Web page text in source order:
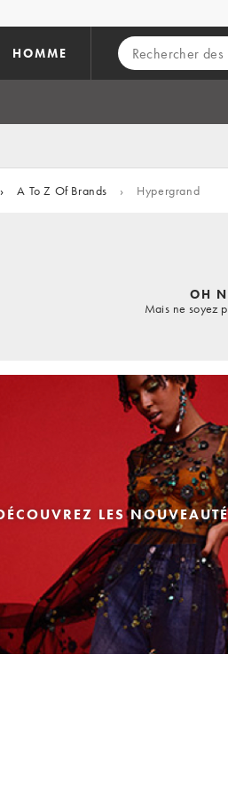
HOMME
› A To Z Of Brands › Hypergrand
OH
Mais ne soyez
LES